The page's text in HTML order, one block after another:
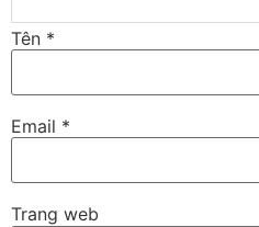
Tên *
Email *
Trang web